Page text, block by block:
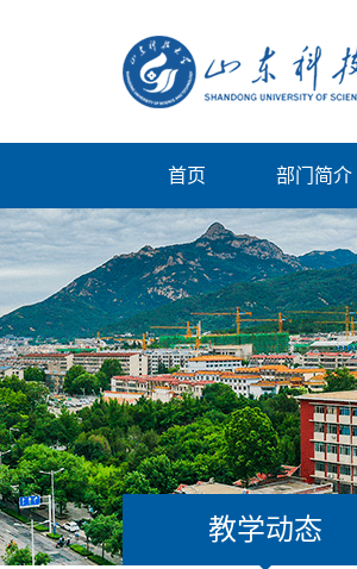
首页 部门简介
教学动态